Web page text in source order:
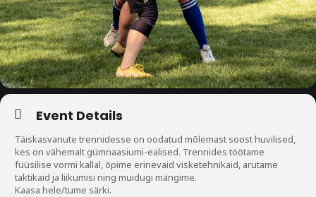
Event Details
Täiskasvanute trennidesse on oodatud mõlemast soost huvilised,
kes on vähemalt gümnaasiumi-ealised. Trennides töötame
füüsilise vormi kallal, õpime erinevaid visketehnikaid, arutame
taktikaid ja liikumisi ning muidugi mängime.
Kaasa hele/tume särki.